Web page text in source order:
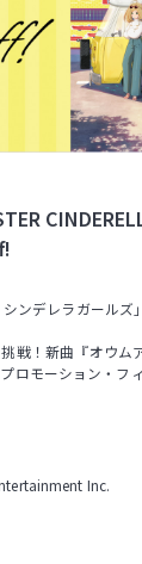
シンデレラガール
戦！新曲『オウム
ロモーション・フ
Inc.